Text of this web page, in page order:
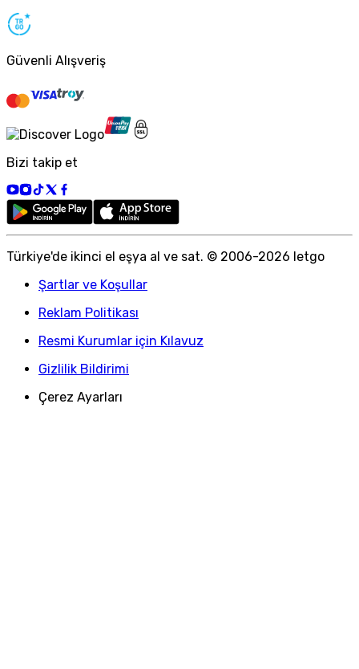
Güvenli Alışveriş
Bizi takip et
Türkiye'de ikinci el eşya al ve sat. © 2006-2026 letgo
Şartlar ve Koşullar
Reklam Politikası
Resmi Kurumlar için Kılavuz
Gizlilik Bildirimi
Çerez Ayarları